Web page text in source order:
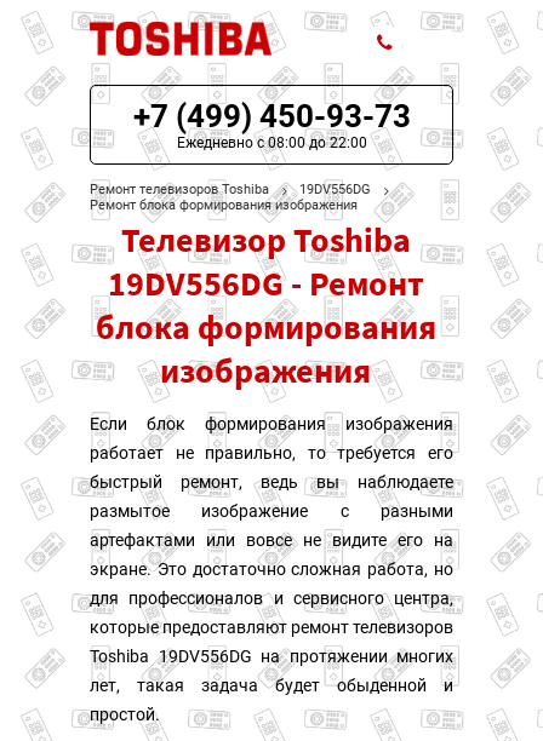
ЦЕНЫ НА РЕМОНТ
О СЕРВИСЕ
МОДЕЛИ TOSHIBA
НАШИ КОНТАКТЫ
+7 (499) 450-93-73
Ежедневно с 08:00 до 22:00
Ремонт телевизоров Toshiba
19DV556DG
Ремонт блока формирования изображения
Телевизор Toshiba
19DV556DG - Ремонт
блока формирования
изображения
Если блок формирования изображения
работает не правильно, то требуется его
быстрый ремонт, ведь вы наблюдаете
размытое изображение с разными
артефактами или вовсе не видите его на
экране. Это достаточно сложная работа, но
для профессионалов и сервисного центра,
которые предоставляют ремонт телевизоров
Toshiba 19DV556DG на протяжении многих
лет, такая задача будет обыденной и
простой.